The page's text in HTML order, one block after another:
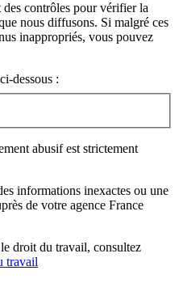
contrôles pour vérifier la
nous diffusons. Si malgré ces
inappropriés, vous pouvez
dessous :
abusif est strictement
informations inexactes ou une
de votre agence France
droit du travail, consultez
travail